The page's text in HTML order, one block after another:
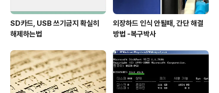
SD카드, USB 쓰기금지 확실히
해제하는법
외장하드 인식 안될때, 간단 해결
방법 -복구박사